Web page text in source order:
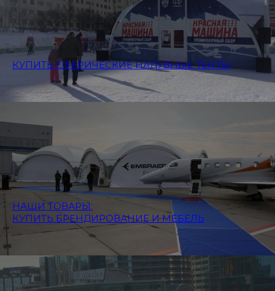
КУПИТЬ СФЕРИЧЕСКИЕ НАДУВНЫЕ ТЕНТЫ
НАШИ ТОВАРЫ:
КУПИТЬ БРЕНДИРОВАНИЕ И МЕБЕЛЬ